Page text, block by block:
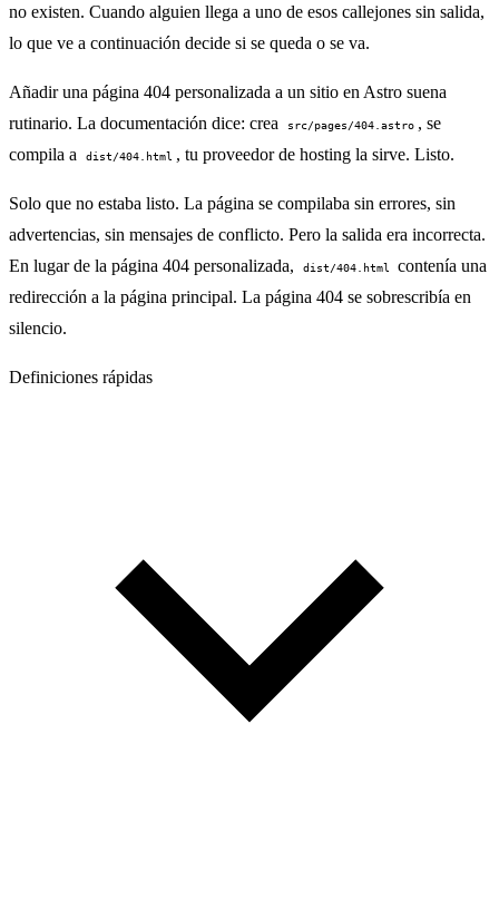
no existen. Cuando alguien llega a uno de esos callejones sin salida,
lo que ve a continuación decide si se queda o se va.
Añadir una página 404 personalizada a un sitio en Astro suena
rutinario. La documentación dice: crea
src/pages/404.astro , se
compila a
dist/404.html , tu proveedor de hosting la sirve. Listo.
Solo que no estaba listo. La página se compilaba sin errores, sin
advertencias, sin mensajes de conflicto. Pero la salida era incorrecta.
En lugar de la página 404 personalizada,
dist/404.html
contenía una
redirección a la página principal. La página 404 se sobrescribía en
silencio.
Definiciones rápidas